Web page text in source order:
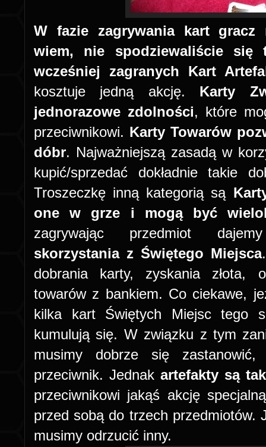
W fazie zagrywania kart gracz
wiem, nie spodziewaliście się
wcześniej zagranych Kart
kosztuje jedną akcję. Karty
jednorazowe zdolności, które
przeciwnikowi. Karty Towarów
dóbr. Najważniejszą zasadą w
kupić/sprzedać dokładnie takie
Troszeczkę inną kategorią są
one w grze i mogą być
zagrywając przedmiot
skorzystania z Świętego Miejsca
dobrania karty, zyskania złota,
towarów z bankiem. Co ciekawe,
kilka kart Świętych Miejsc tego
kumulują się. W związku z tym
musimy dobrze się
przeciwnik. Jednak artefakty są
przeciwnikowi jakąś akcję
przed sobą do trzech przedmiotów.
musimy odrzucić inny.